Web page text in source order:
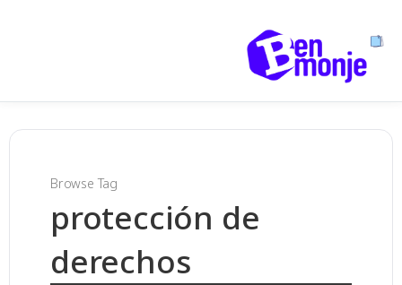
Browse Tag
protección de
derechos